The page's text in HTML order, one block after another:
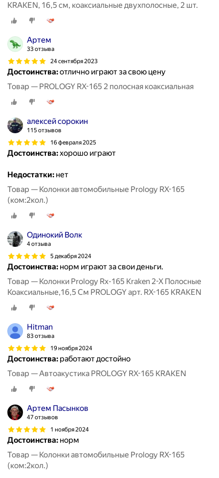
KRAKEN, 16,5 см, коаксиальные двухполосные, 2 шт.
Артем
33 отзыва
24 сентября 2023
Достоинства:отлично играют за свою цену
Товар — PROLOGY RX-165 2 полосная коаксиальная
алексей сорокин
115 отзывов
16 февраля 2025
Достоинства:хорошо играют
Недостатки: нет
Товар — Колонки автомобильные Prology RX-165
(ком:2кол.)
Одинокий Волк
4 отзыва
5 декабря 2024
Достоинства: норм играют за свои деньги.
Товар — Колонки Prology Rx-165 Kraken 2-Х Полосные
Коаксиальные,16,5 См PROLOGY арт. RX-165 KRAKEN
Hitman
83 отзыва
19 ноября 2024
Достоинства: работают достойно
Товар — Автоакустика PROLOGY RX-165 KRAKEN
Артем Пасынков
47 отзывов
1 ноября 2024
Достоинства: норм
Товар — Колонки автомобильные Prology RX-165
(ком:2кол.)